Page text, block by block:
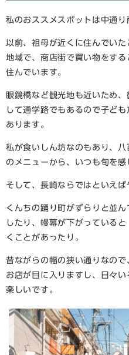
私のおススメスポットは中通り
以前、祖母が近くに住んでい
地域で、商店街で買い物をす
住んでいます。
眼鏡橋など観光地も近いため
して通学路でもあるので子ど
あります。
私が食いしん坊なのもあり、
のメニューから、いつも旬を感
そして、長崎ならではといえば
くんちの踊り町がずらりと並
したり、幔幕が下がっている
くことがあったり。
昔ながらの幅の狭い通りなの
お店が目に入りますし、日々
楽しいです。